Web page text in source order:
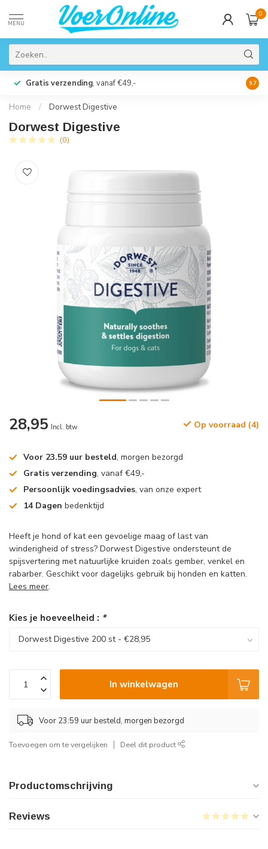
MENU
0
Gratis verzending, vanaf €49,- 9.7
Home / Dorwest Digestive
Dorwest Digestive
(0)
28,95 Incl. btw Op voorraad (4)
Voor 23.59 uur besteld, morgen bezorgd
Gratis verzending, vanaf €49,-
Persoonlijk voedingsadvies, van onze expert
14 Dagen bedenktijd
Heeft je hond of kat een gevoelige maag of last van
winderigheid of stress? Dorwest Digestive ondersteunt de
spijsvertering met natuurlijke kruiden zoals gember, venkel en
rabarber. Geschikt voor dagelijks gebruik bij honden en katten.
Lees meer.
Kies je hoeveelheid : *
In winkelwagen
Voor 23:59 uur besteld, morgen bezorgd
Toevoegen om te vergelijken Deel dit product
Productomschrijving
Reviews